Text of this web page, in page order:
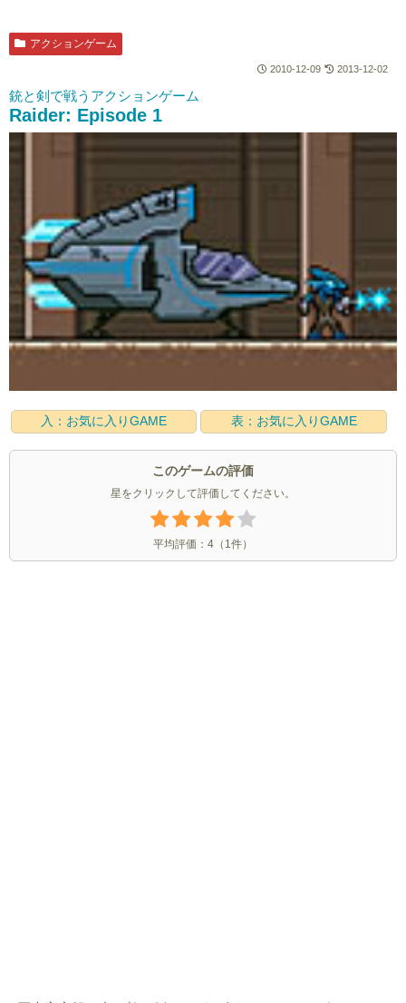
アクションゲーム
2010-12-09 2013-12-02
銃と剣で戦うアクションゲーム
Raider: Episode 1
入：お気に入りGAME 表：お気に入りGAME
このゲームの評価
星をクリックして評価してください。
平均評価： 4 （ 1件）